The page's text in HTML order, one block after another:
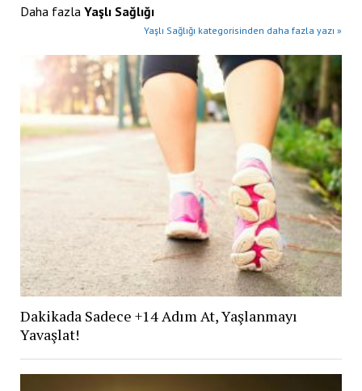
Daha fazla Yaşlı Sağlığı
Yaşlı Sağlığı kategorisinden daha fazla yazı »
Dakikada Sadece +14 Adım At, Yaşlanmayı
Yavaşlat!